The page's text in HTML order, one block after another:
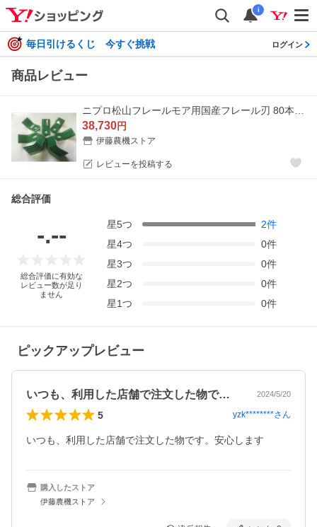
i
毎日引けるくじ 今すぐ挑戦 ログイン
商品レビュー
38,730円
伊藤農機ストア
レビューを投稿する
総合評価
-.--
総合評価に有効な
レビュー数が足り
ません
星5つ 2件
星4つ 0件
星3つ 0件
星2つ 0件
星1つ 0件
ピックアップレビュー
いつも、利用した店舗で注文した物です。… 2024/5/20
5 yzk********さん
いつも、利用した店舗で注文した物です。安心します
購入したストア
伊藤農機ストア